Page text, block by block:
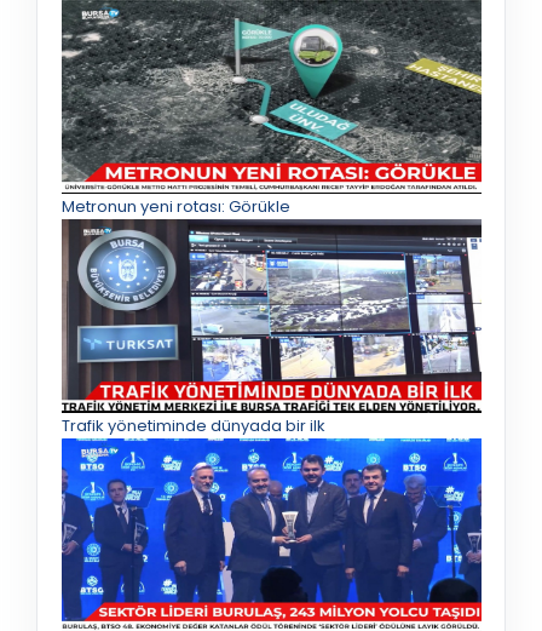
Metronun yeni rotası: Görükle
Trafik yönetiminde dünyada bir ilk